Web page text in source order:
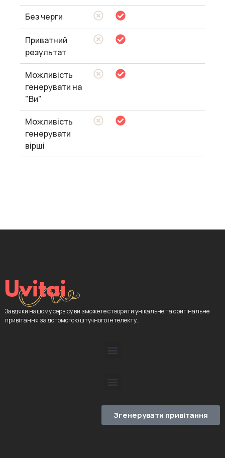
Без черги
Приватний
результат
Можливість
генерувати на
"Ви"
Можливість
генерувати
вірші
Завдяки нашому сервісу ви зможете створити унікальне та оригінальне
привітання за допомогою штучного інтелекту.
Згенерувати привітання